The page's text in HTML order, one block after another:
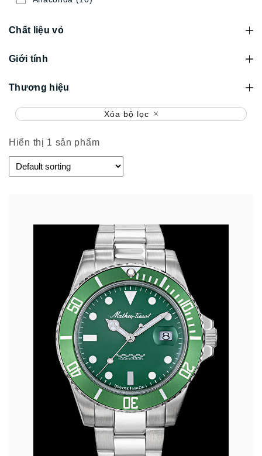
Chất liệu vỏ
Giới tính
Thương hiệu
Xóa bộ lọc
Hiển thị 1 sản phẩm